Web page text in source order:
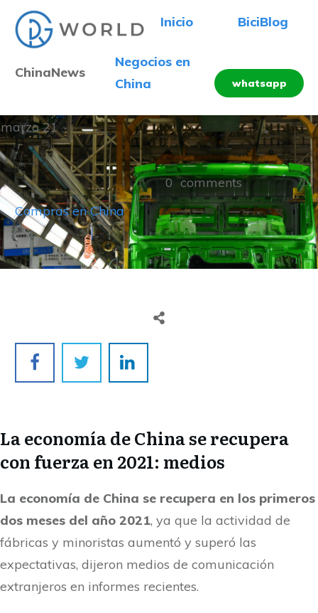
Inicio BiciBlog
ChinaNews
Negocios en
China
whatsapp
marzo 21
Compras en China
0 comments
La economía de China se recupera
con fuerza en 2021: medios
La economía de China se recupera en los primeros
dos meses del año 2021, ya que la actividad de
fábricas y minoristas aumentó y superó las
expectativas, dijeron medios de comunicación
extranjeros en informes recientes.